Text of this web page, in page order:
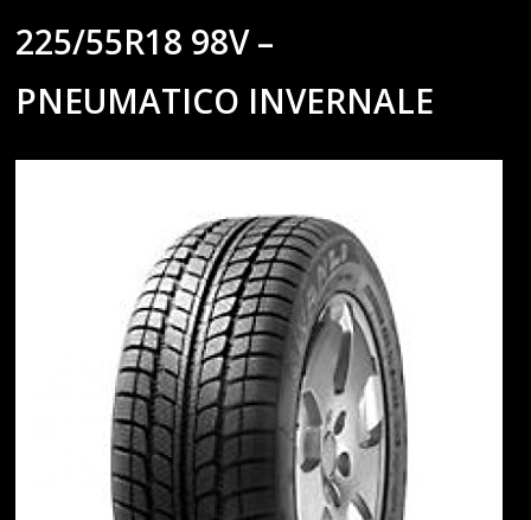
225/55R18 98V –
PNEUMATICO INVERNALE